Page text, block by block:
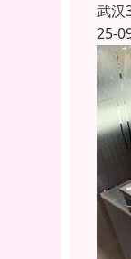
武汉
25-